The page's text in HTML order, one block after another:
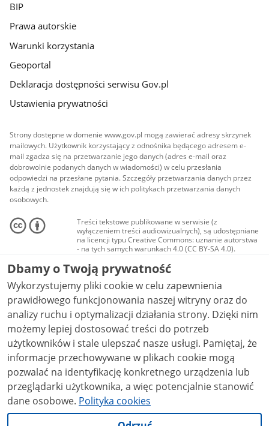
BIP
Prawa autorskie
Warunki korzystania
Geoportal
Deklaracja dostępności serwisu Gov.pl
Ustawienia prywatności
Strony dostępne w domenie www.gov.pl mogą zawierać adresy skrzynek
mailowych. Użytkownik korzystający z odnośnika będącego adresem e-
mail zgadza się na przetwarzanie jego danych (adres e-mail oraz
dobrowolnie podanych danych w wiadomości) w celu przesłania
odpowiedzi na przesłane pytania. Szczegóły przetwarzania danych przez
każdą z jednostek znajdują się w ich politykach przetwarzania danych
osobowych.
Treści tekstowe publikowane w serwisie (z
wyłączeniem treści audiowizualnych), są udostępniane
na licencji typu Creative Commons: uznanie autorstwa
- na tych samych warunkach 4.0 (CC BY-SA 4.0).
Materiały audiowizualne, w tym zdjęcia, materiały
audio i wideo, są udostępniane na licencji typu
Creative Commons: uznanie autorstwa użycie
niekomercyjne - bez utworów zależnych 4.0 (CC BY-
NC-ND 4.0), o ile nie jest to stwierdzone inaczej.
Dbamy o Twoją prywatność
Wykorzystujemy pliki cookie w celu zapewnienia
prawidłowego funkcjonowania naszej witryny oraz do
analizy ruchu i optymalizacji działania strony. Dzięki nim
możemy lepiej dostosować treści do potrzeb
użytkowników i stale ulepszać nasze usługi. Pamiętaj, że
informacje przechowywane w plikach cookie mogą
pozwalać na identyfikację konkretnego urządzenia lub
przeglądarki użytkownika, a więc potencjalnie stanowić
dane osobowe. Polityka cookies